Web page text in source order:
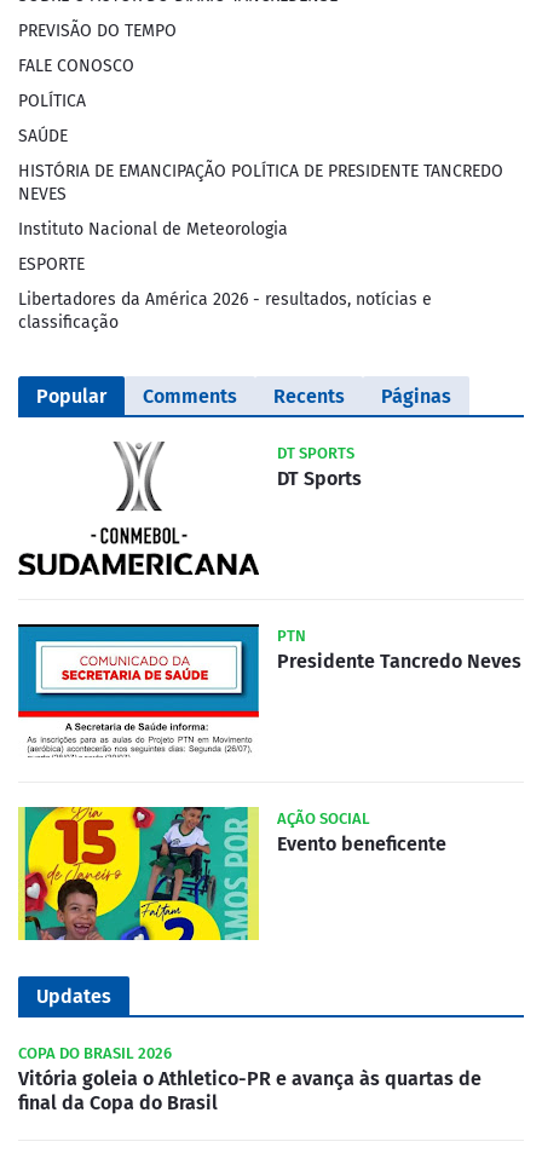
PREVISÃO DO TEMPO
FALE CONOSCO
POLÍTICA
SAÚDE
HISTÓRIA DE EMANCIPAÇÃO POLÍTICA DE PRESIDENTE TANCREDO
NEVES
Instituto Nacional de Meteorologia
ESPORTE
Libertadores da América 2026 - resultados, notícias e
classificação
Popular Comments Recents Páginas
DT SPORTS
DT Sports
PTN
Presidente Tancredo Neves
AÇÃO SOCIAL
Evento beneficente
Updates
COPA DO BRASIL 2026
Vitória goleia o Athletico-PR e avança às quartas de
final da Copa do Brasil